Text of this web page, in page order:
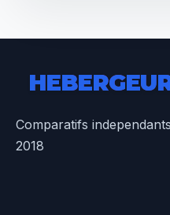
Comparatifs
2018